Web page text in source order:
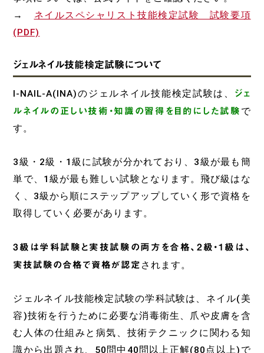
→ ネイルスペシャリスト技能検定試験 試験要項
(PDF)
ジェルネイル技能検定試験について
I-NAIL-A(INA)のジェルネイル技能検定試験は、
ジェ
ルネイルの正しい技術・知識の習得を目的にした試験 で
す。
3級・2級・1級に試験が分かれており、3級が最も簡
単で、1級が最も難しい試験となります。飛び級はな
く、3級から順にステップアップしていく形で資格を
取得していく必要があります。
3級は学科試験と実技試験の両方を合格、2級・1級は、
実技試験の合格で資格が認定 されます。
ジェルネイル技能検定試験の学科試験は、ネイル(美
容)技術を行うために必要な消毒衛生、爪や皮膚を含
む人体の仕組みと病気、技術テクニックに関わる知
識から出題され、50問中40問以上正解(80点以上)で